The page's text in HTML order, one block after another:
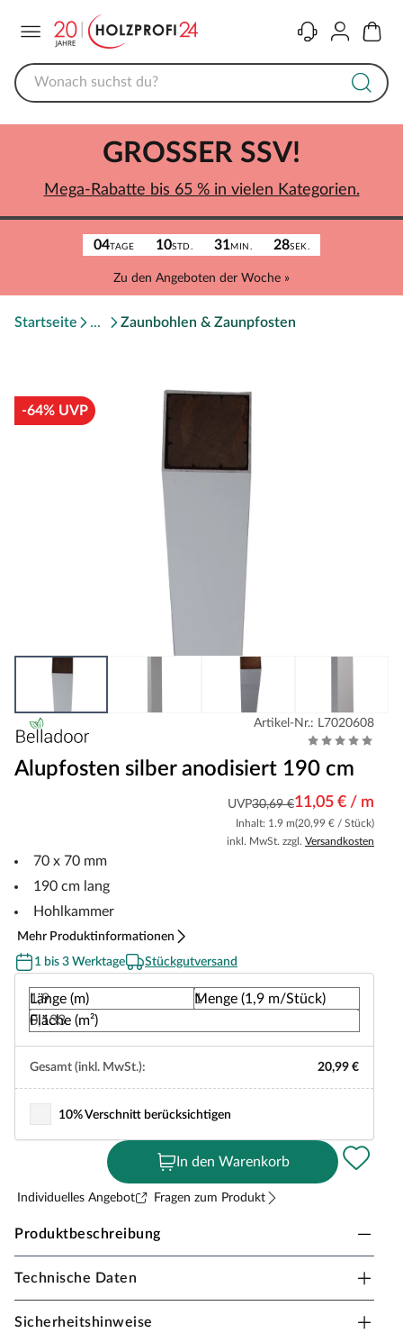
KontaktKonto
04TAGE 10STD. 31MIN. 28SEK.
Zu den Angeboten der Woche »
GROSSER SSV!
Mega-Rabatte bis 65 % in vielen Kategorien.
Startseite Zaunbohlen & Zaunpfosten
-64% UVP
Artikel-Nr.: L7020608
Alupfosten silber anodisiert 190 cm
UVP30,69 €11,05 € / m
Inhalt: 1.9 m(20,99 € / Stück)
inkl. MwSt. zzgl. Versandkosten
70 x 70 mm
190 cm lang
Hohlkammer
Mehr Produktinformationen
1 bis 3 Werktage
Stückgutversand
Länge (m)
Menge (1,9 m/Stück)
Fläche (m²)
Gesamt (inkl. MwSt.): 20,99 €
10% Verschnitt berücksichtigen
In den Warenkorb
Individuelles Angebot Fragen zum Produkt
Produktbeschreibung
Alupfosten silber anodisiert
Schnelle Montage
Technische Daten
Sicherheitshinweise